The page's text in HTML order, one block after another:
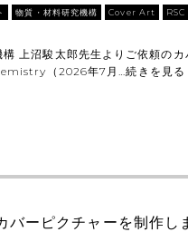
物質・材料研究機構 Cover Art RSC
上沼駿太郎先生よりご依頼の
（2026年7月…続きを見る
ーピクチャーを制作し